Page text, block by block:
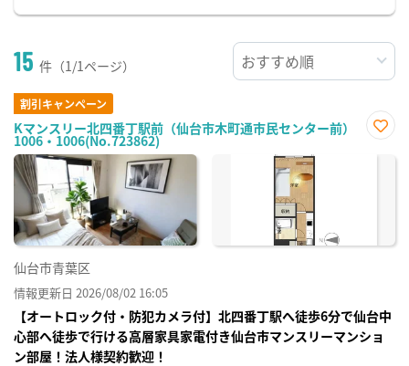
15 件（1/1ページ）
割引キャンペーン
Kマンスリー北四番丁駅前（仙台市木町通市民センター前）
1006・1006(No.723862)
に入
仙台市青葉区
情報更新日 2026/08/02 16:05
【オートロック付・防犯カメラ付】北四番丁駅へ徒歩6分で仙台中
心部へ徒歩で行ける高層家具家電付き仙台市マンスリーマンショ
ン部屋！法人様契約歓迎！